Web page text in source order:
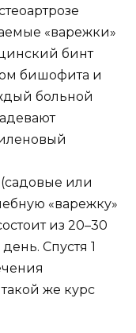
«варежки»
бинт
бишофита и
больной
или
«варежку»
из 20–30
Спустя 1
же курс